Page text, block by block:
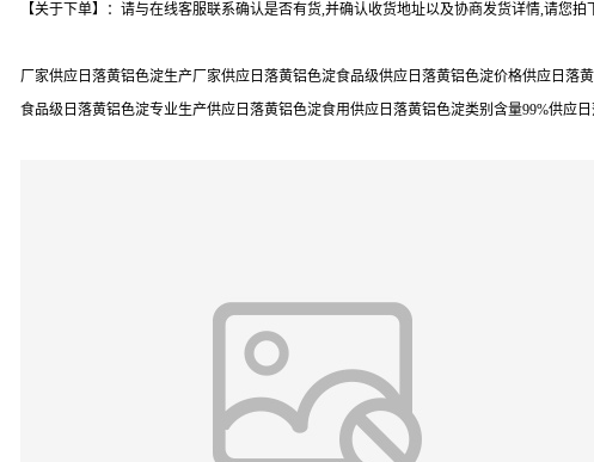
【关于下单】：请与在线客服联系确认是否有货,并确认收货地址以及协商发货详情,请您
厂家供应日落黄铝色淀生产厂家供应日落黄铝色淀食品级供应日落黄铝色淀价格供应日
食品级日落黄铝色淀专业生产供应日落黄铝色淀食用供应日落黄铝色淀类别含量99%供